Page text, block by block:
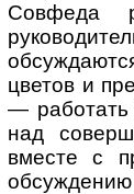
Совфеда
цветов и
— работать
над
вместе с